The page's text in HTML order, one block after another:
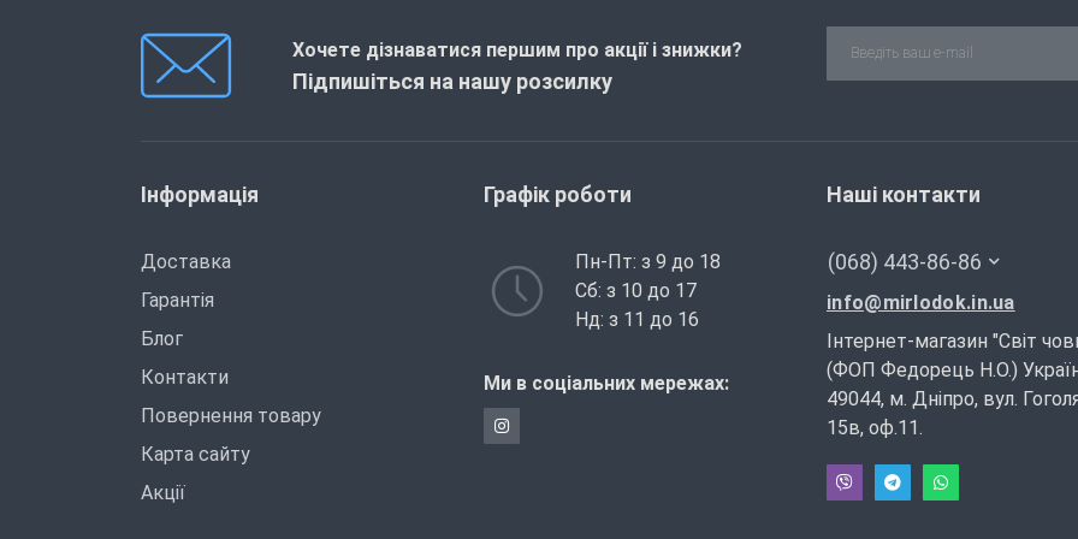
Хочете дізнаватися першим про акції і знижки?
Підпишіться на нашу розсилку
Інформація
Доставка
Гарантія
Блог
Контакти
Повернення товару
Карта сайту
Акції
Графік роботи
Пн-Пт: з 9 до 18
Сб: з 10 до 17
Нд: з 11 до 16
Ми в соціальних мережах:
Наші контакти
(068) 443-86-86
info@mirlodok.in.ua
Інтернет-магазин "Світ
(ФОП Федорець Н.О.)
49044, м. Дніпро, вул.
15в, оф.11.